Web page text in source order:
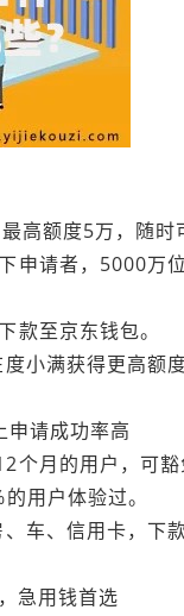
高额度5万，随时
申请者，5000万
至京东钱包。
小满获得更高额度
请成功率高
月的用户，可豁
用户体验过。
车、信用卡，下款
急用钱首选